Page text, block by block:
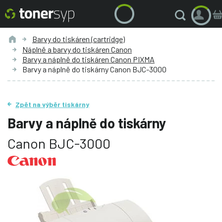
Barvy do tiskáren (cartridge)
Náplně a barvy do tiskáren Canon
Barvy a náplně do tiskáren Canon PIXMA
Barvy a náplně do tiskárny Canon BJC-3000
Zpět na výběr tiskárny
Barvy a náplně do tiskárny
Canon BJC-3000